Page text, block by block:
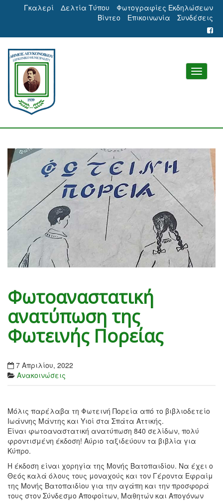
Γκαλερί Δελτία Τύπου
Φωτογραφίες Εκδηλώσεων
Βίντεο
Επικοινωνία Συνδέσεις
Φωτοαναστατική
ανατύπωση της
Φωτεινής Πορείας
7 Απριλίου, 2022
Ανακοινώσεις
Μόλις παρέλαβα τη Φωτεινή Πορεία από το βιβλιοδετείο
Ιωάννης Μάντης και Υιοί στα Σπάτα Αττικής.
Είναι φωτοαναστατική ανατύπωση 840 σελίδων, πολύ
φροντισμένη έκδοση! Αύριο ταξιδεύουν τα βιβλία για
Κύπρο.
Η έκδοση είναι χορηγία της Μονής Βατοπαιδίου. Να έχει ο
Θεός καλά όλους τους μοναχούς και τον Γέροντα Εφραίμ
της Μονής Βατοπαιδίου για την αγάπη και την προσφορά
τους στον Σύνδεσμο Αποφοίτων, Μαθητών και Απογόνων